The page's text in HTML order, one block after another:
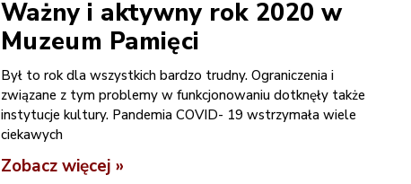
Ważny i aktywny rok 2020 w
Muzeum Pamięci
Był to rok dla wszystkich bardzo trudny. Ograniczenia i
związane z tym problemy w funkcjonowaniu dotknęły także
instytucje kultury. Pandemia COVID- 19 wstrzymała wiele
ciekawych
Zobacz więcej »